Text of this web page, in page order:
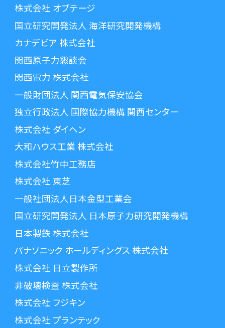
株式会社 オプテージ
国立研究開発法人 海洋研究開発機構
カナデビア 株式会社
関西原子力懇談会
関西電力 株式会社
一般財団法人 関西電気保安協会
独立行政法人 国際協力機構 関西センター
株式会社 ダイヘン
大和ハウス工業 株式会社
株式会社竹中工務店
株式会社 東芝
一般社団法人日本金型工業会
国立研究開発法人 日本原子力研究開発機構
日本製鉄 株式会社
パナソニック ホールディングス 株式会社
株式会社 日立製作所
非破壊検査 株式会社
株式会社 フジキン
株式会社 プランテック